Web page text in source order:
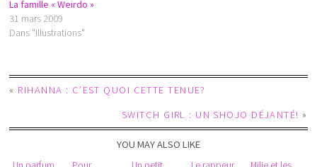
La famille « Weirdo »
31 mars 2009
Dans "Illustrations"
« RIHANNA : C’EST QUOI CETTE TENUE?
SWITCH GIRL : UN SHOJO DÉJANTÉ! »
YOU MAY ALSO LIKE